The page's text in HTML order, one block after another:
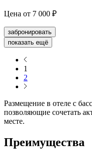
Цена от 7 000 ₽
забронировать
показать ещё
1
2
Размещение в отеле с
позволяющие сочетать
месте.
Преимущества